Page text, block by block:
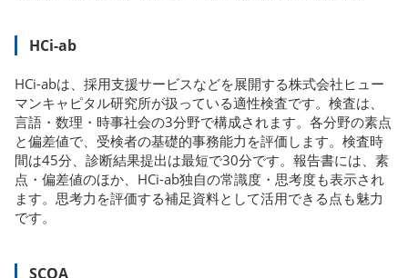
HCi-ab
HCi-abは、採用支援サービスなどを展開する株式会社ヒュー
マンキャピタル研究所が扱っている適性検査です。検査は、
言語・数理・時事社会の3分野で構成されます。各分野の素点
と偏差値で、受検者の基礎的事務能力を評価します。検査時
間は45分、診断結果提出は最短で30分です。報告書には、素
点・偏差値のほか、HCi-ab独自の常識度・思考度も表示され
ます。思考力を評価する補足資料として活用できる点も魅力
です。
SCOA